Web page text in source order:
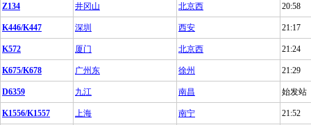
Z134 井冈山 北京西 20:58
K446/K447 深圳 西安 21:17
K572 厦门 北京西 21:24
K675/K678 广州东 徐州 21:29
D6359 九江 南昌 始发站
K1556/K1557 上海 南宁 21:52